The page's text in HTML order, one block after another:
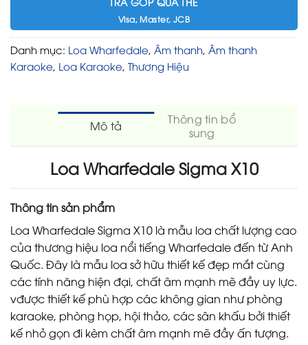
Visa, Master, JCB
Danh mục: Loa Wharfedale Âm thanh Âm thanh
Karaoke Loa Karaoke Thương Hiệu
Mô tả
Thông tin bổ
sung
Loa Wharfedale Sigma X10
Thông tin sản phẩm
Loa Wharfedale Sigma X10 là mẫu loa chất lượng cao
của thương hiệu loa nổi tiếng Wharfedale đến từ Anh
Quốc. Đây là mẫu loa sở hữu thiết kế đẹp mắt cùng
các tính năng hiện đại, chất âm mạnh mẽ đầy uy lực.
vđược thiết kế phù hợp các không gian như phòng
karaoke, phòng họp, hội thảo, các sân khấu bởi thiết
kế nhỏ gọn đi kèm chất âm mạnh mẽ đầy ấn tượng.